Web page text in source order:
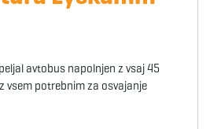
avtobus napolnjen z vsaj 45
vsem potrebnim za osvajanje